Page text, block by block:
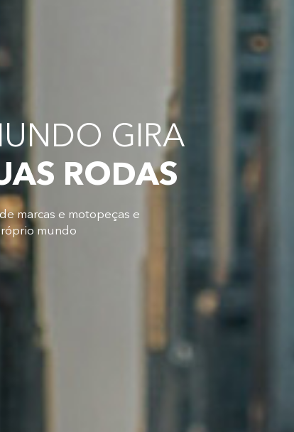
GIRA
RODAS
marcas e motopeças e
mundo